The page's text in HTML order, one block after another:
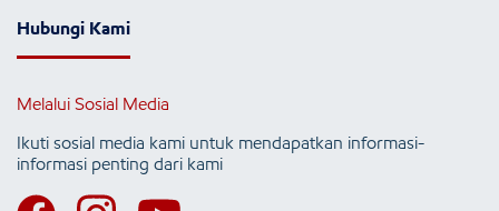
Hubungi Kami
Melalui Sosial Media
Ikuti sosial media kami untuk mendapatkan informasi-
informasi penting dari kami